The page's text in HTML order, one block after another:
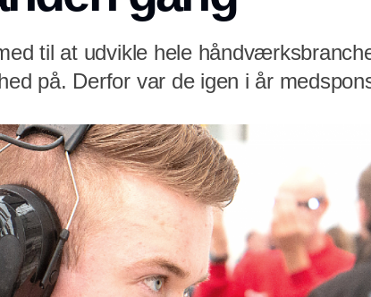
til at udvikle hele
på. Derfor var de igen i år